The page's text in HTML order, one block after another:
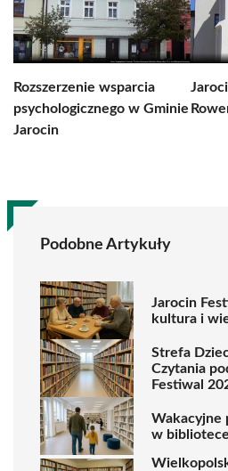
Rozszerzenie wsparcia
psychologicznego w Gminie
Jarocin
Podobne Artykuły
Jarocin
kultura i
Strefa
Czytania
Festiwal
Wakacyjne
w